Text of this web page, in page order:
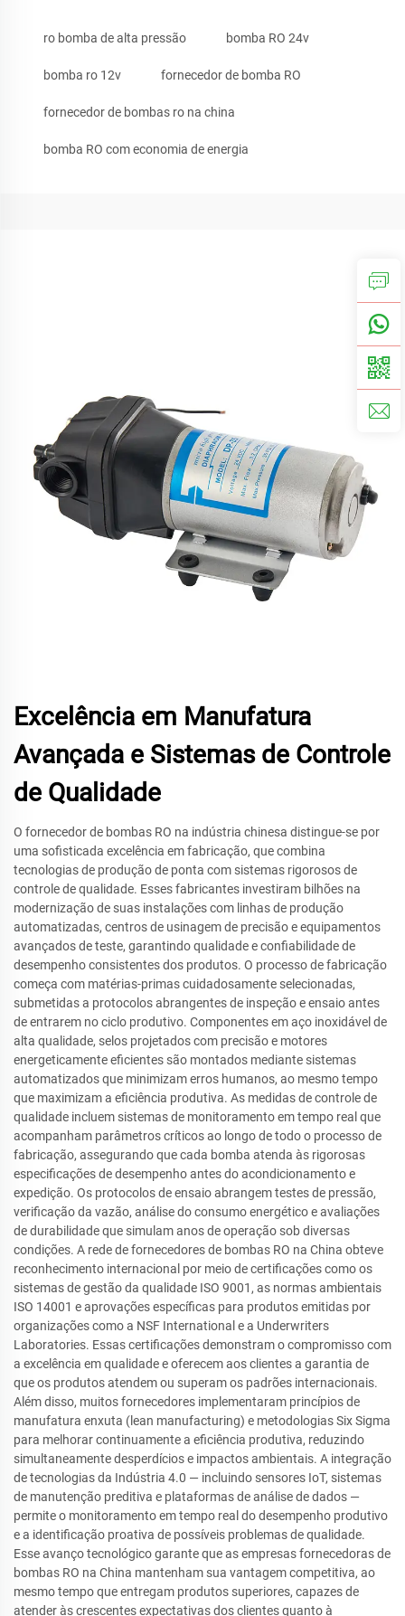
ro bomba de alta pressão bomba RO 24v
bomba ro 12v fornecedor de bomba RO
fornecedor de bombas ro na china
bomba RO com economia de energia
Excelência em Manufatura
Avançada e Sistemas de Controle
de Qualidade
O fornecedor de bombas RO na indústria chinesa distingue-se por
uma sofisticada excelência em fabricação, que combina
tecnologias de produção de ponta com sistemas rigorosos de
controle de qualidade. Esses fabricantes investiram bilhões na
modernização de suas instalações com linhas de produção
automatizadas, centros de usinagem de precisão e equipamentos
avançados de teste, garantindo qualidade e confiabilidade de
desempenho consistentes dos produtos. O processo de fabricação
começa com matérias-primas cuidadosamente selecionadas,
submetidas a protocolos abrangentes de inspeção e ensaio antes
de entrarem no ciclo produtivo. Componentes em aço inoxidável de
alta qualidade, selos projetados com precisão e motores
energeticamente eficientes são montados mediante sistemas
automatizados que minimizam erros humanos, ao mesmo tempo
que maximizam a eficiência produtiva. As medidas de controle de
qualidade incluem sistemas de monitoramento em tempo real que
acompanham parâmetros críticos ao longo de todo o processo de
fabricação, assegurando que cada bomba atenda às rigorosas
especificações de desempenho antes do acondicionamento e
expedição. Os protocolos de ensaio abrangem testes de pressão,
verificação da vazão, análise do consumo energético e avaliações
de durabilidade que simulam anos de operação sob diversas
condições. A rede de fornecedores de bombas RO na China obteve
reconhecimento internacional por meio de certificações como os
sistemas de gestão da qualidade ISO 9001, as normas ambientais
ISO 14001 e aprovações específicas para produtos emitidas por
organizações como a NSF International e a Underwriters
Laboratories. Essas certificações demonstram o compromisso com
a excelência em qualidade e oferecem aos clientes a garantia de
que os produtos atendem ou superam os padrões internacionais.
Além disso, muitos fornecedores implementaram princípios de
manufatura enxuta (lean manufacturing) e metodologias Six Sigma
para melhorar continuamente a eficiência produtiva, reduzindo
simultaneamente desperdícios e impactos ambientais. A integração
de tecnologias da Indústria 4.0 — incluindo sensores IoT, sistemas
de manutenção preditiva e plataformas de análise de dados —
permite o monitoramento em tempo real do desempenho produtivo
e a identificação proativa de possíveis problemas de qualidade.
Esse avanço tecnológico garante que as empresas fornecedoras de
bombas RO na China mantenham sua vantagem competitiva, ao
mesmo tempo que entregam produtos superiores, capazes de
atender às crescentes expectativas dos clientes quanto à